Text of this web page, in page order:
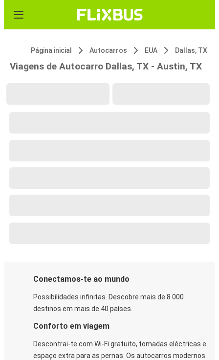
Página inicial Autocarros EUA Dallas, TX
Viagens de Autocarro Dallas, TX - Austin, TX
Conectamos-te ao mundo
Possibilidades infinitas. Descobre mais de 8 000
destinos em mais de 40 países.
Conforto em viagem
Descontrai-te com Wi-Fi gratuito, tomadas eléctricas e
espaço extra para as pernas. Os autocarros modernos